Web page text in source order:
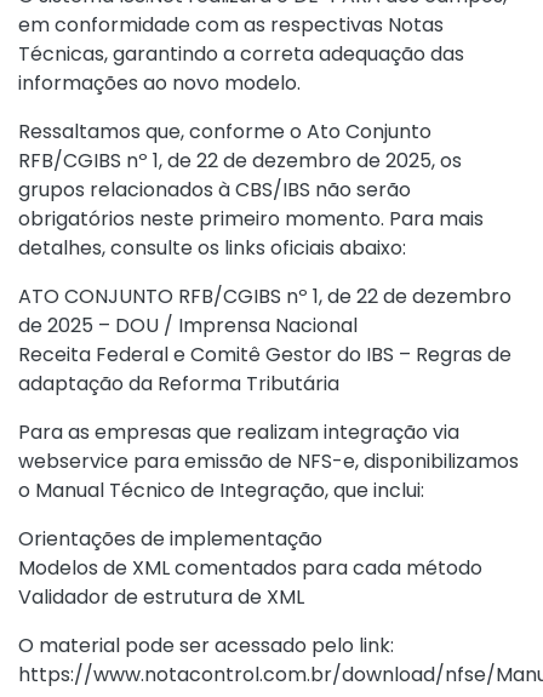
em conformidade com as respectivas Notas
Técnicas, garantindo a correta adequação das
informações ao novo modelo.
Ressaltamos que, conforme o Ato Conjunto
RFB/CGIBS nº 1, de 22 de dezembro de 2025, os
grupos relacionados à CBS/IBS não serão
obrigatórios neste primeiro momento. Para mais
detalhes, consulte os links oficiais abaixo:
ATO CONJUNTO RFB/CGIBS nº 1, de 22 de dezembro
de 2025 – DOU / Imprensa Nacional
Receita Federal e Comitê Gestor do IBS – Regras de
adaptação da Reforma Tributária
Para as empresas que realizam integração via
webservice para emissão de NFS-e, disponibilizamos
o Manual Técnico de Integração, que inclui:
Orientações de implementação
Modelos de XML comentados para cada método
Validador de estrutura de XML
O material pode ser acessado pelo link:
https://www.notacontrol.com.br/download/nfse/